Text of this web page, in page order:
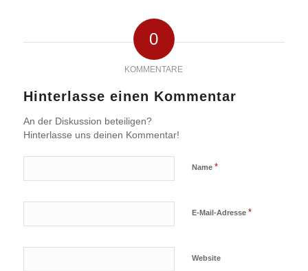
0
KOMMENTARE
Hinterlasse einen Kommentar
An der Diskussion beteiligen?
Hinterlasse uns deinen Kommentar!
Name *
E-Mail-Adresse *
Website